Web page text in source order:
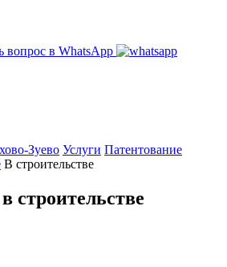
вопрос в WhatsApp
Зуево Услуги Патентование
В строительстве
строительстве